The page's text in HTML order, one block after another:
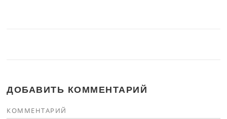
ДОБАВИТЬ КОММЕНТАРИЙ
КОММЕНТАРИЙ